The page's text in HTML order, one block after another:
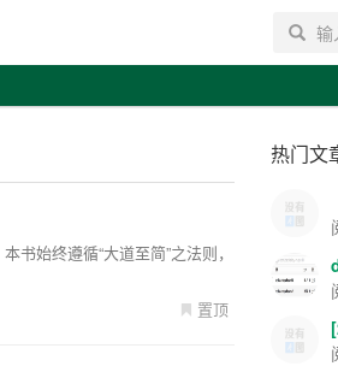
搜索
始终遵循“大道至简”之法则，
置顶
热门文